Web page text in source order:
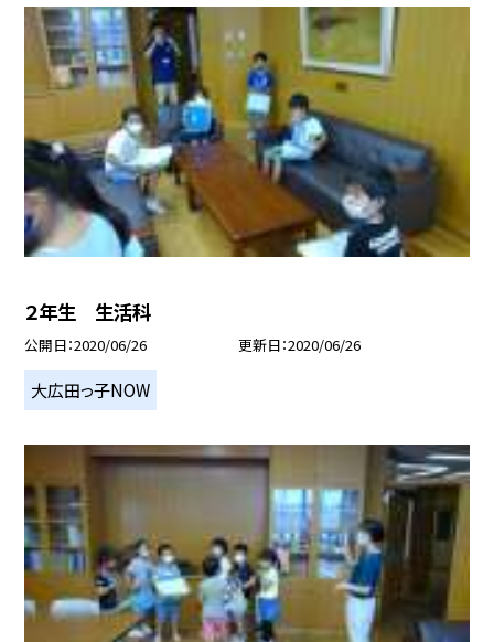
２年生 生活科
公開日 2020/06/26 更新日 2020/06/26
大広田っ子NOW